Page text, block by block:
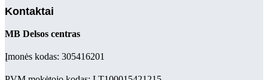
Kontaktai
MB Delsos centras
Įmonės kodas: 305416201